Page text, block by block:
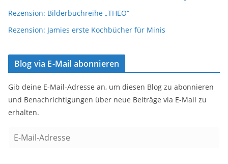
Rezension: Bilderbuchreihe „THEO“
Rezension: Jamies erste Kochbücher für Minis
Blog via E-Mail abonnieren
Gib deine E-Mail-Adresse an, um diesen Blog zu abonnieren
und Benachrichtigungen über neue Beiträge via E-Mail zu
erhalten.